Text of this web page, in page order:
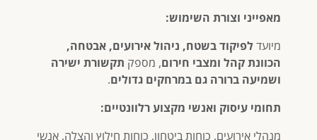
מאפייני וצורת השימוש:
מיועד לפיקוד בשטח, ניהול אירועים, אבטחה,
הכוונת קהל ומצבי חירום, מספק תקשורת ישירה
ושמיעה ברורה גם במרחקים גדולים.
תחומי עיסוק ואנשי מקצוע רלוונטיים:
מנהלי אירועים, כוחות ביטחון, כוחות חילוץ והצלה, אנשי